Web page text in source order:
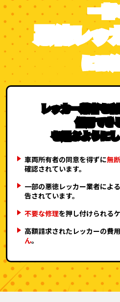
一
悪徳レ
には
レッカー業者を
信用でき
を選ぶように
車両所有者の同意を得ずに無
確認されています。
一部の悪徳レッカー業者による
告されています。
不要な修理を押し付けられる
高額請求されたレッカーの費
ん。